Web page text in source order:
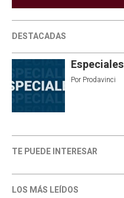
DESTACADAS
Especiales
Por Prodavinci
TE PUEDE INTERESAR
LOS MÁS LEÍDOS